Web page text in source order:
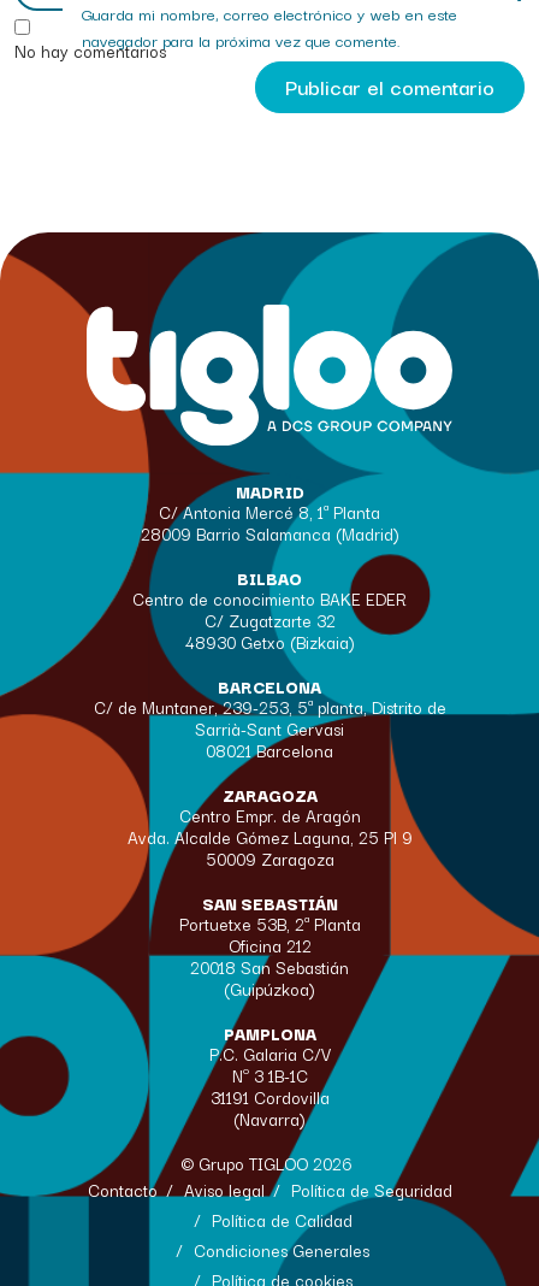
Guarda mi nombre, correo electrónico y web en este
navegador para la próxima vez que comente.
No hay comentarios
MADRID
C/ Antonia Mercé 8, 1ª Planta
28009 Barrio Salamanca (Madrid)
BILBAO
Centro de conocimiento BAKE EDER
C/ Zugatzarte 32
48930 Getxo (Bizkaia)
BARCELONA
C/ de Muntaner, 239-253, 5ª planta, Distrito de
Sarrià-Sant Gervasi
08021 Barcelona
ZARAGOZA
Centro Empr. de Aragón
Avda. Alcalde Gómez Laguna, 25 Pl 9
50009 Zaragoza
SAN SEBASTIÁN
Portuetxe 53B, 2ª Planta
Oficina 212
20018 San Sebastián
(Guipúzkoa)
PAMPLONA
P.C. Galaria C/V
Nº 3 1B-1C
31191 Cordovilla
(Navarra)
© Grupo TIGLOO 2026
Contacto
Aviso legal
Política de Seguridad
Política de Calidad
Condiciones Generales
Política de cookies